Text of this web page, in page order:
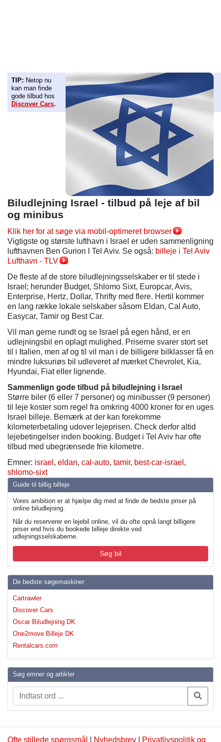
Guide til billig billeje
Vores ambition er at hjælpe dig med at finde de bedste priser på
online biludlejning.
Når du reserverer en lejebil online, vil du ofte opnå langt billigere
priser end hvis du bookede billeje direkte ved
udlejningsselskaberne.
Søg bil
De bedste søgemaskiner
Cartrawler
Discover Cars
Oscar Biludlejning DK
One2move Billeje DK
Rentalcars.com
Søg emner og artikler
TIP: Netop nu
kan man finde
gode tilbud hos
Discover Cars.
Biludlejning Israel - tilbud på leje af bil
og minibus
Klik her for at søge via mobil-optimeret browser
Vigtigste og største lufthavn i Israel er uden sammenligning
lufthavnen Ben Gurion I Tel Aviv. Se også: billeje i Tel Aviv
Lufthavn - TLV
De fleste af de store biludlejningsselskaber er til stede i
Israel; herunder Budget, Shlomo Sixt, Europcar, Avis,
Enterprise, Hertz, Dollar, Thrifty med flere. Hertil kommer
en lang række lokale selskaber såsom Eldan, Cal Auto,
Easycar, Tamir og Best Car.
Vil man gerne rundt og se Israel på egen hånd, er en
udlejningsbil en oplagt mulighed. Priserne svarer stort set
til i Italien, men af og til vil man i de billigere bilklasser få en
mindre luksuriøs bil udleveret af mærket Chevrolet, Kia,
Hyundai, Fiat eller lignende.
Sammenlign gode tilbud på biludlejning i Israel
Større biler (6 eller 7 personer) og minibusser (9 personer)
til leje koster som regel fra omkring 4000 kroner for en uges
Israel billeje. Bemærk at der kan forekomme
kilometerbetaling udover lejeprisen. Check derfor altid
lejebetingelser inden booking. Budget i Tel Aviv har ofte
tilbud med ubegrænsede frie kilometre.
Emner: israel , eldan, cal-auto, tamir, best-car-israel ,
shlomo-sixt
Ofte stillede spørgsmål Nyhedsbrev Privatlivspolitik og